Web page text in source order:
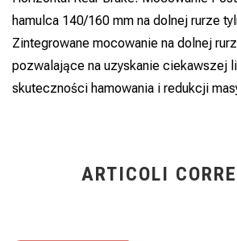
hamulca 140/160 mm na dolnej rurze
Zintegrowane mocowanie na dolnej
pozwalające na uzyskanie ciekawszej
skuteczności hamowania i redukcji
ARTICOLI